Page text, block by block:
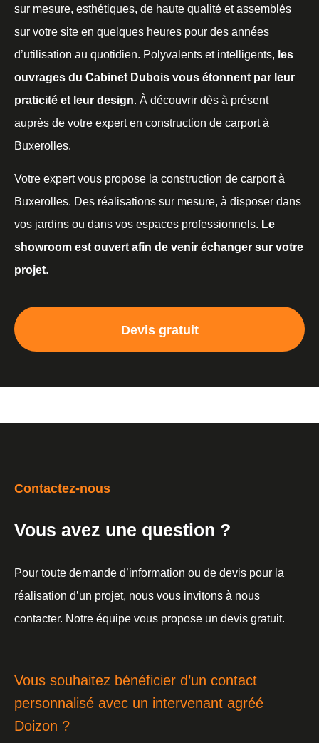
sur mesure, esthétiques, de haute qualité et assemblés
sur votre site en quelques heures pour des années
d’utilisation au quotidien. Polyvalents et intelligents, les
ouvrages du Cabinet Dubois vous étonnent par leur
praticité et leur design. À découvrir dès à présent
auprès de votre expert en construction de carport à
Buxerolles.
Votre expert vous propose la construction de carport à
Buxerolles. Des réalisations sur mesure, à disposer dans
vos jardins ou dans vos espaces professionnels. Le
showroom est ouvert afin de venir échanger sur votre
projet.
Devis gratuit
Contactez-nous
Vous avez une question ?
Pour toute demande d’information ou de devis pour la
réalisation d’un projet, nous vous invitons à nous
contacter. Notre équipe vous propose un devis gratuit.
Vous souhaitez bénéficier d’un contact
personnalisé avec un intervenant agréé
Doizon ?